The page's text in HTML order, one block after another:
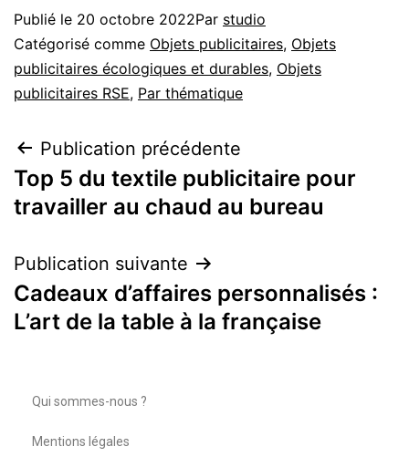
Publié le 20 octobre 2022Par studio
Catégorisé comme Objets publicitaires, Objets
publicitaires écologiques et durables, Objets
publicitaires RSE, Par thématique
Publication précédente
Top 5 du textile publicitaire pour
travailler au chaud au bureau
Publication suivante
Cadeaux d’affaires personnalisés :
L’art de la table à la française
Qui sommes-nous ?
Mentions légales